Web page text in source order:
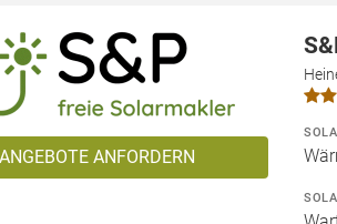
ANGEBOTE ANFORDERN